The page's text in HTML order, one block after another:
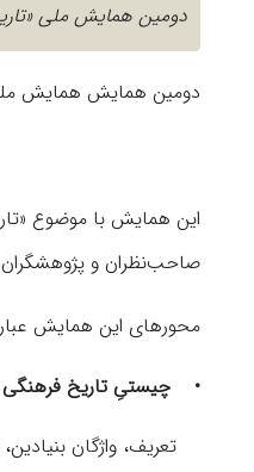
دومین همایش ملی
دومین همایش همایش ملی
صاحب‌نظران و پژوهشگران می‌توانند مقالات خود را
محورهای این همایش
• چیستیِ تاریخ فرهنگی
تعریف، واژگان